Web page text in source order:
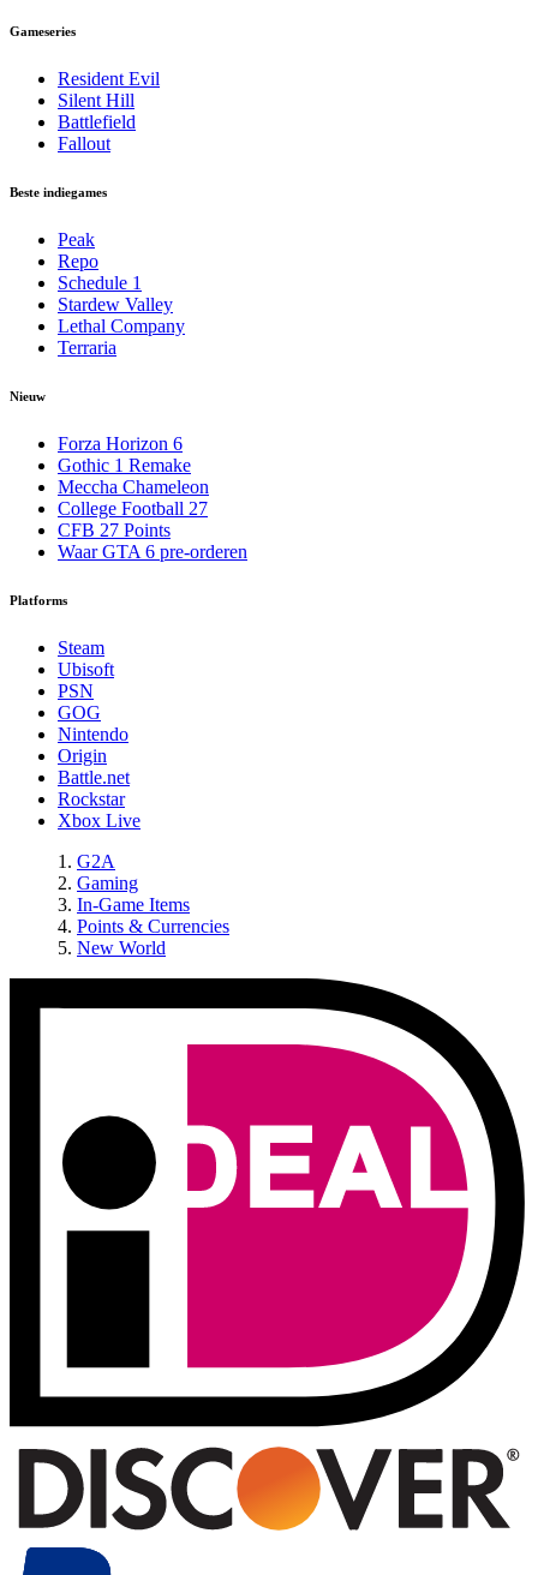
Gameseries
Resident Evil
Silent Hill
Battlefield
Fallout
Beste indiegames
Peak
Repo
Schedule 1
Stardew Valley
Lethal Company
Terraria
Nieuw
Forza Horizon 6
Gothic 1 Remake
Meccha Chameleon
College Football 27
CFB 27 Points
Waar GTA 6 pre-orderen
Platforms
Steam
Ubisoft
PSN
GOG
Nintendo
Origin
Battle.net
Rockstar
Xbox Live
G2A
Gaming
In-Game Items
Points & Currencies
New World